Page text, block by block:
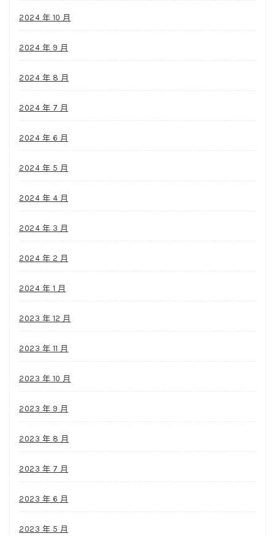
2024 年 10 月
2024 年 9 月
2024 年 8 月
2024 年 7 月
2024 年 6 月
2024 年 5 月
2024 年 4 月
2024 年 3 月
2024 年 2 月
2024 年 1 月
2023 年 12 月
2023 年 11 月
2023 年 10 月
2023 年 9 月
2023 年 8 月
2023 年 7 月
2023 年 6 月
2023 年 5 月